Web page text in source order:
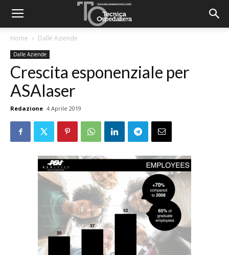
Home Dalle Aziende
Dalle Aziende
Crescita esponenziale per
ASAlaser
Redazione 4 Aprile 2019